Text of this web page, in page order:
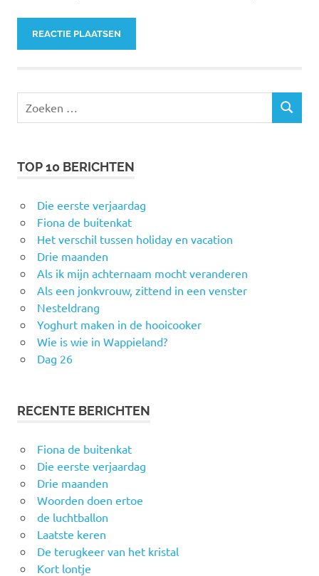
naar:
ZOEKEN
TOP 10 BERICHTEN
Die eerste verjaardag
Fiona de buitenkat
Het verschil tussen holiday en vacation
Drie maanden
Als ik mijn achternaam mocht veranderen
Als een jonkvrouw, zittend in een venster
Nesteldrang
Yoghurt maken in de hooicooker
Wie is wie in Wappieland?
Dag 26
RECENTE BERICHTEN
Fiona de buitenkat
Die eerste verjaardag
Drie maanden
Woorden doen ertoe
de luchtballon
Laatste keren
De terugkeer van het kristal
Kort lontje